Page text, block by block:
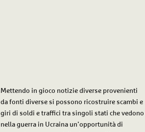
Mettendo in gioco notizie diverse provenienti
da fonti diverse si possono ricostruire scambi e
giri di soldi e traffici tra singoli stati che vedono
nella guerra in Ucraina un’opportunità di